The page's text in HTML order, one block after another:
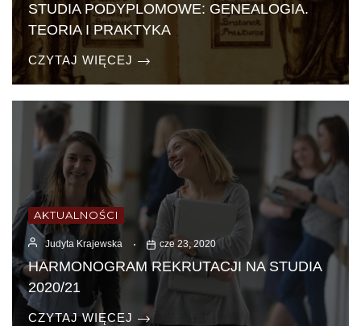
STUDIA PODYPLOMOWE: GENEALOGIA.
TEORIA I PRAKTYKA
CZYTAJ WIĘCEJ
AKTUALNOŚCI
Judyta Krajewska cze 23, 2020
HARMONOGRAM REKRUTACJI NA STUDIA
2020/21
CZYTAJ WIĘCEJ